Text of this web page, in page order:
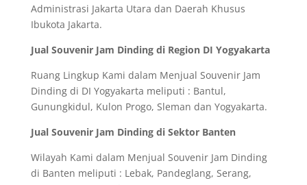
Administrasi Jakarta Utara dan Daerah Khusus
Ibukota Jakarta.
Jual Souvenir Jam Dinding di Region DI Yogyakarta
Ruang Lingkup Kami dalam Menjual Souvenir Jam
Dinding di DI Yogyakarta meliputi : Bantul,
Gunungkidul, Kulon Progo, Sleman dan Yogyakarta.
Jual Souvenir Jam Dinding di Sektor Banten
Wilayah Kami dalam Menjual Souvenir Jam Dinding
di Banten meliputi : Lebak, Pandeglang, Serang,